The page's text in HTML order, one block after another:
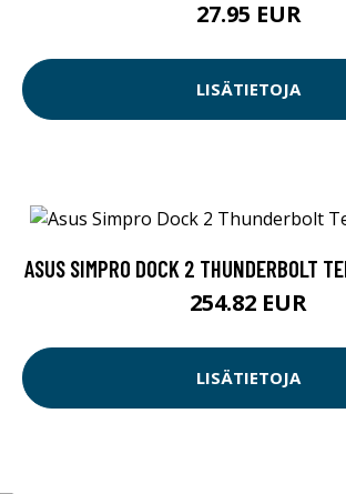
27.95 EUR
LISÄTIETOJA
ASUS SIMPRO DOCK 2 THUNDERBOLT
254.82 EUR
LISÄTIETOJA